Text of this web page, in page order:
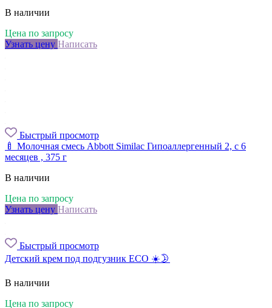
В наличии
Цена по запросу
Узнать цену Написать
Быстрый просмотр
🍼 Молочная смесь Abbott Similac Гипоаллергенный 2, с 6
месяцев , 375 г
В наличии
Цена по запросу
Узнать цену Написать
Быстрый просмотр
Детский крем под подгузник ЕСО ☀️🌛
В наличии
Цена по запросу